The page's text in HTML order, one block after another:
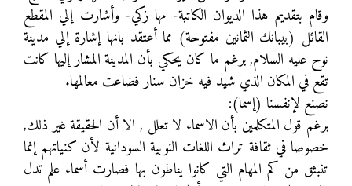
وقام بتقديم هذا الديوان الكاتبة- مها زكي- وأشارت إلي المقطع
القائل (بيبانك الثمانين مفتوحة) مما أعتقد بانها إشارة إلي مدينة
نوح عليه السلام, برغم ما كان يحكي بأن المدينة المشار إليها كانت
تقع في المكان الذي شيد فيه خزان سنار فضاعت معالمها.
نصنع لإنفسنا (إسما):
برغم قول المتكلمين بأن الاسماء لا تعلل , الا أن الحقيقة غير ذلك,
خصوصا في ثقافة تراث اللغات النوبية السودانية لأن كنياتهم إنما
تنبثق من كم المهام التي كانوا يناطون بها فصارت أسماء علم تدل